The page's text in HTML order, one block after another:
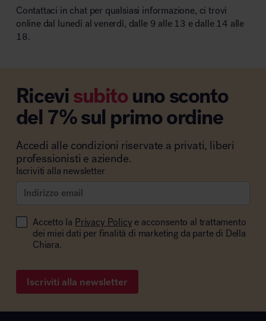
Contattaci in chat per qualsiasi informazione, ci trovi
online dal lunedì al venerdì, dalle 9 alle 13 e dalle 14 alle
18.
Ricevisubitouno sconto
del 7% sul primo ordine
Accedi alle condizioni riservate a privati, liberi
professionisti e aziende.
Iscriviti alla newsletter
Accetto la Privacy Policy e acconsento al trattamento
dei miei dati per finalità di marketing da parte di Della
Chiara.
Iscriviti alla newsletter